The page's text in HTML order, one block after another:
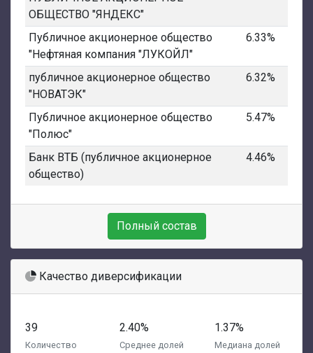
ОБЩЕСТВО "ЯНДЕКС"
Публичное акционерное общество
"Нефтяная компания "ЛУКОЙЛ"
6.33%
публичное акционерное общество
"НОВАТЭК"
6.32%
Публичное акционерное общество
"Полюс"
5.47%
Банк ВТБ (публичное акционерное
общество)
4.46%
Полный состав
Качество диверсификации
39
Количество
2.40%
Среднее долей
1.37%
Медиана долей